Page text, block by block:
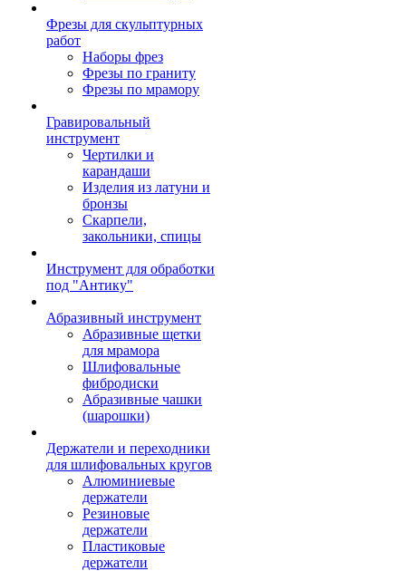
Фрезы для скульптурных
работ
Наборы фрез
Фрезы по граниту
Фрезы по мрамору
Гравировальный
инструмент
Чертилки и
карандаши
Изделия из латуни и
бронзы
Скарпели,
закольники, спицы
Инструмент для обработки
под "Антику"
Абразивный инструмент
Абразивные щетки
для мрамора
Шлифовальные
фибродиски
Абразивные чашки
(шарошки)
Держатели и переходники
для шлифовальных кругов
Алюминиевые
держатели
Резиновые
держатели
Пластиковые
держатели